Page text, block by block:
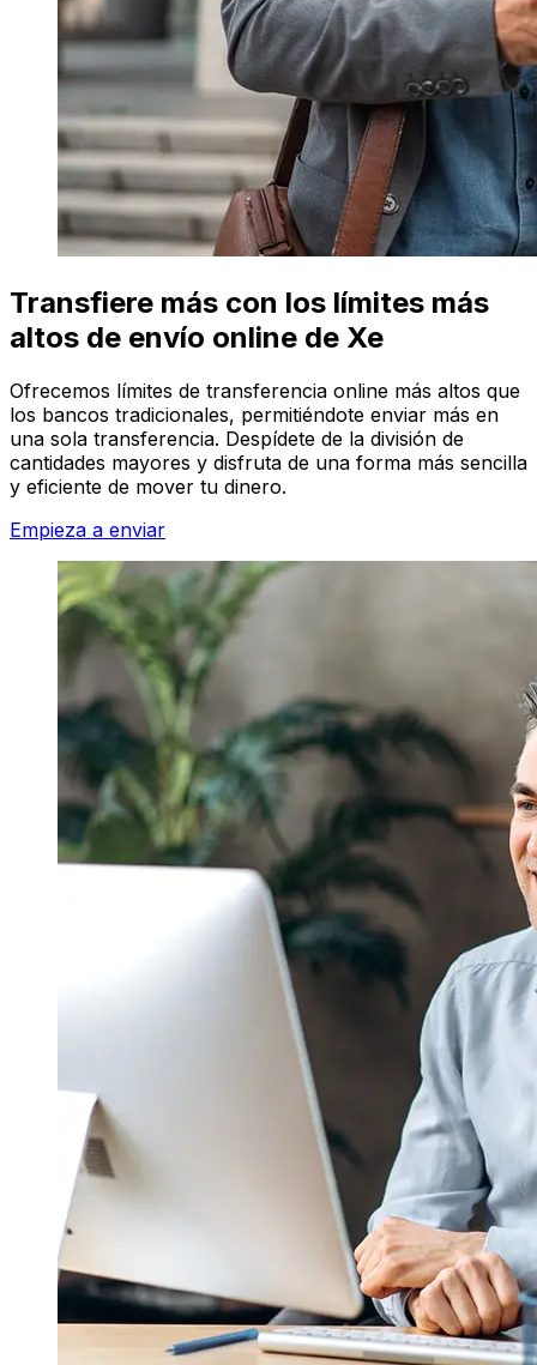
Transfiere más con los límites más
altos de envío online de Xe
Ofrecemos límites de transferencia online más altos que
los bancos tradicionales, permitiéndote enviar más en
una sola transferencia. Despídete de la división de
cantidades mayores y disfruta de una forma más sencilla
y eficiente de mover tu dinero.
Empieza a enviar